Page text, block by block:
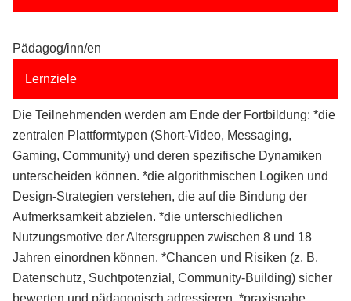
Pädagog/inn/en
Lernziele
Die Teilnehmenden werden am Ende der Fortbildung: *die
zentralen Plattformtypen (Short-Video, Messaging,
Gaming, Community) und deren spezifische Dynamiken
unterscheiden können. *die algorithmischen Logiken und
Design-Strategien verstehen, die auf die Bindung der
Aufmerksamkeit abzielen. *die unterschiedlichen
Nutzungsmotive der Altersgruppen zwischen 8 und 18
Jahren einordnen können. *Chancen und Risiken (z. B.
Datenschutz, Suchtpotenzial, Community-Building) sicher
bewerten und pädagogisch adressieren. *praxisnahe